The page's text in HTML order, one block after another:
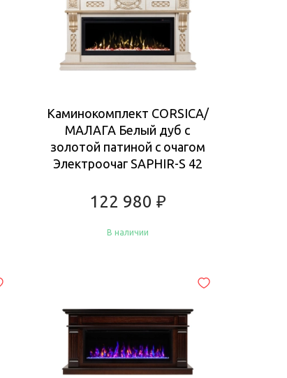
Каминокомплект CORSICA/
МАЛАГА Белый дуб с
золотой патиной с очагом
Электроочаг SAPHIR-S 42
122 980 ₽
В наличии